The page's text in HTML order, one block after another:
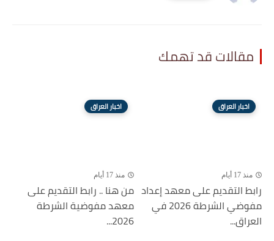
مقالات قد تهمك
اخبار العراق
منذ 17 أيام
رابط التقديم على معهد إعداد
مفوضي الشرطة 2026 في
العراق...
اخبار العراق
منذ 17 أيام
من هنا .. رابط التقديم على
معهد مفوضية الشرطة
2026...